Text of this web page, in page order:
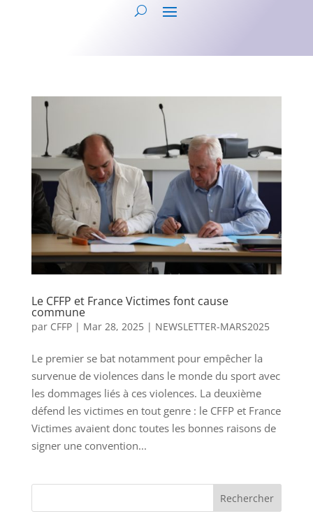
Le CFFP et France Victimes font cause
commune
par CFFP| Mar 28, 2025| NEWSLETTER-MARS2025
Le premier se bat notamment pour empêcher la
survenue de violences dans le monde du sport avec
les dommages liés à ces violences. La deuxième
défend les victimes en tout genre : le CFFP et France
Victimes avaient donc toutes les bonnes raisons de
signer une convention...
Rechercher